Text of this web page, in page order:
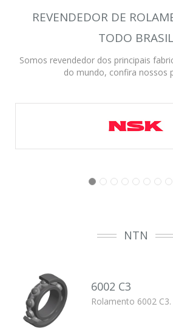
REVENDEDOR DE
TODO BRASIL
Somos revendedor dos principais
do mundo, confira nossos
NTN
6002 C3
Rolamento 6002 C3.